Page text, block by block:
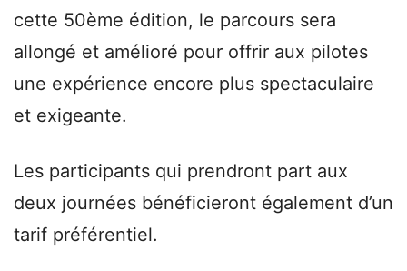
cette 50ème édition, le parcours sera
allongé et amélioré pour offrir aux pilotes
une expérience encore plus spectaculaire
et exigeante.
Les participants qui prendront part aux
deux journées bénéficieront également d’un
tarif préférentiel.